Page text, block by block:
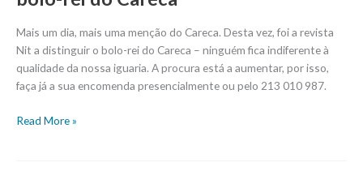
Mais um dia, mais uma menção do Careca. Desta vez, foi a revista
Nit a distinguir o bolo-rei do Careca – ninguém fica indiferente à
qualidade da nossa iguaria. A procura está a aumentar, por isso,
faça já a sua encomenda presencialmente ou pelo 213 010 987.
Read More »